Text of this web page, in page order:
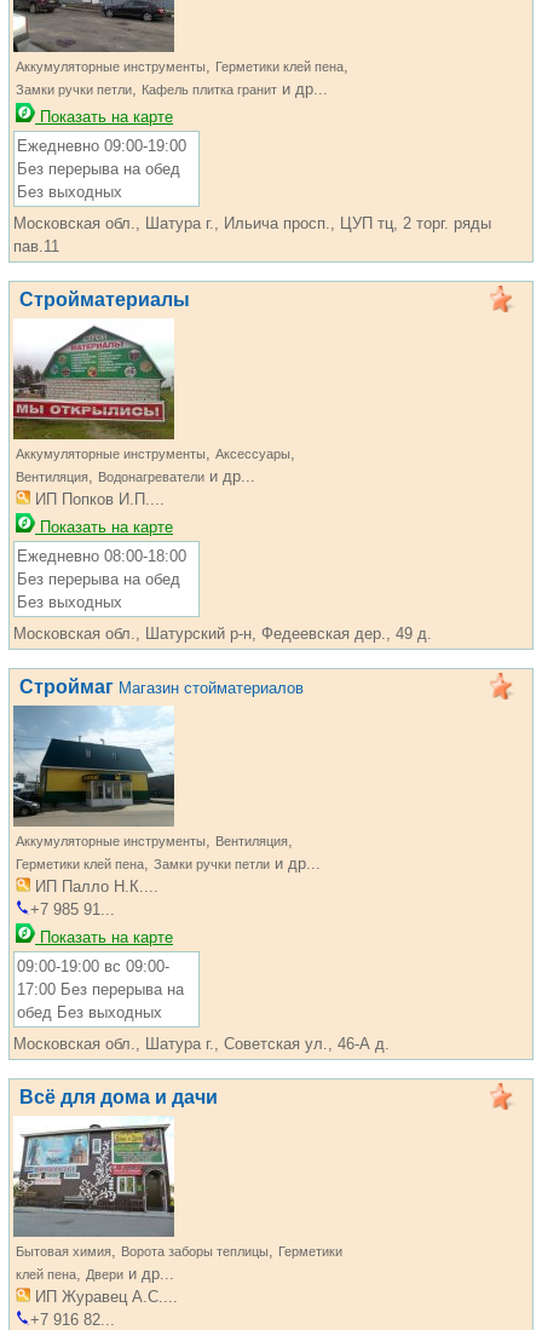
Аккумуляторные инструменты, Герметики клей пена,
Замки ручки петли, Кафель плитка гранит и др...
Показать на карте
Ежедневно 09:00-19:00
Без перерыва на обед
Без выходных
Московская обл., Шатура г., Ильича просп., ЦУП тц, 2 торг. ряды
пав.11
Стройматериалы
Аккумуляторные инструменты, Аксессуары,
Вентиляция, Водонагреватели и др...
ИП Попков И.П....
Показать на карте
Ежедневно 08:00-18:00
Без перерыва на обед
Без выходных
Московская обл., Шатурский р-н, Федеевская дер., 49 д.
Строймаг Магазин стойматериалов
Аккумуляторные инструменты, Вентиляция,
Герметики клей пена, Замки ручки петли и др...
ИП Палло Н.К....
+7 985 91...
Показать на карте
09:00-19:00 вс 09:00-
17:00 Без перерыва на
обед Без выходных
Московская обл., Шатура г., Советская ул., 46-А д.
Всё для дома и дачи
Бытовая химия, Ворота заборы теплицы, Герметики
клей пена, Двери и др...
ИП Журавец А.С....
+7 916 82...